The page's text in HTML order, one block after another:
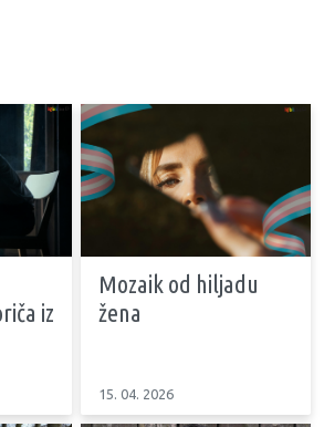
iz
Mozaik od hiljadu
žena
15. 04. 2026